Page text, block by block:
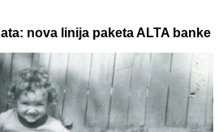
nova linija paketa ALTA banke